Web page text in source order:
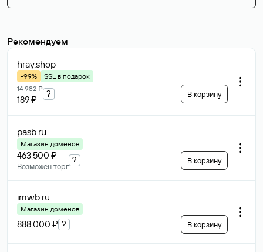
Рекомендуем
hray.shop
-99%
SSL в подарок
14 982 ₽
189 ₽
? В корзину
pasb.ru
Магазин доменов
463 500 ₽
Возможен торг
? В корзину
imwb.ru
Магазин доменов
888 000 ₽ ? В корзину